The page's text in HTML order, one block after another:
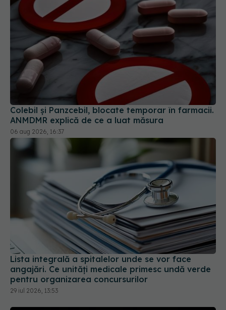
Colebil și Panzcebil, blocate temporar în farmacii.
ANMDMR explică de ce a luat măsura
06 aug 2026, 16:37
Lista integrală a spitalelor unde se vor face
angajări. Ce unități medicale primesc undă verde
pentru organizarea concursurilor
29 iul 2026, 13:53